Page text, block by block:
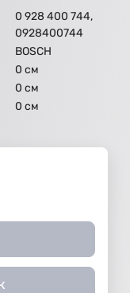
0 928 400 744,
0928400744
BOSCH
0 см
0 см
0 см